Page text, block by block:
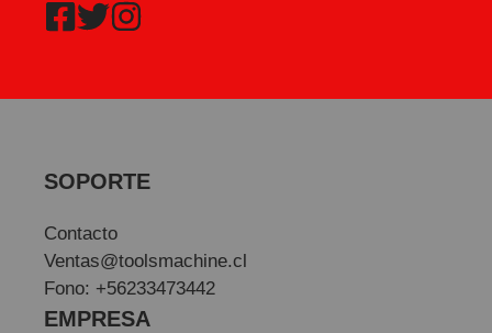
SOPORTE
Contacto
Ventas@toolsmachine.cl
Fono: +56233473442
EMPRESA